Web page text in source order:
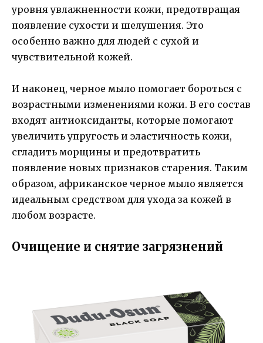
уровня увлажненности кожи, предотвращая
появление сухости и шелушения. Это
особенно важно для людей с сухой и
чувствительной кожей.
И наконец, черное мыло помогает бороться с
возрастными изменениями кожи. В его состав
входят антиоксиданты, которые помогают
увеличить упругость и эластичность кожи,
сгладить морщины и предотвратить
появление новых признаков старения. Таким
образом, африканское черное мыло является
идеальным средством для ухода за кожей в
любом возрасте.
Очищение и снятие загрязнений